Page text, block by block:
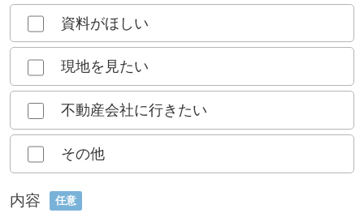
資料がほしい
現地を見たい
不動産会社に行きたい
その他
内容 任意